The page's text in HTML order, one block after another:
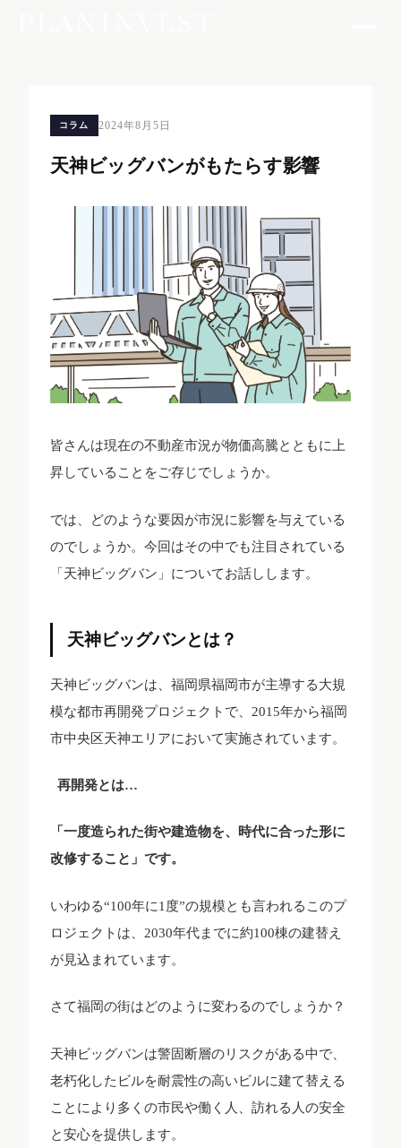
コラム 2024年8月5日
天神ビッグバンがもたらす影響
皆さんは現在の不動産市況が物価高騰とともに上
昇していることをご存じでしょうか。
では、どのような要因が市況に影響を与えている
のでしょうか。今回はその中でも注目されている
「天神ビッグバン」についてお話しします。
天神ビッグバンとは？
天神ビッグバンは、福岡県福岡市が主導する大規
模な都市再開発プロジェクトで、2015年から福岡
市中央区天神エリアにおいて実施されています。
再開発とは…
「一度造られた街や建造物を、時代に合った形に
改修すること」です。
いわゆる“100年に1度”の規模とも言われるこのプ
ロジェクトは、2030年代までに約100棟の建替え
が見込まれています。
さて福岡の街はどのように変わるのでしょうか？
天神ビッグバンは警固断層のリスクがある中で、
老朽化したビルを耐震性の高いビルに建て替える
ことにより多くの市民や働く人、訪れる人の安全
と安心を提供します。